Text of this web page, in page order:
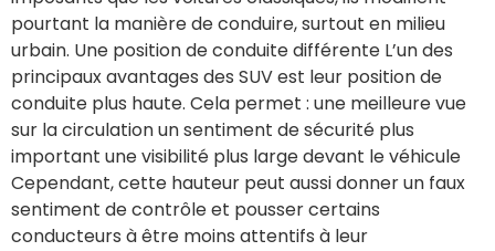
pourtant la manière de conduire, surtout en milieu
urbain. Une position de conduite différente L’un des
principaux avantages des SUV est leur position de
conduite plus haute. Cela permet : une meilleure vue
sur la circulation un sentiment de sécurité plus
important une visibilité plus large devant le véhicule
Cependant, cette hauteur peut aussi donner un faux
sentiment de contrôle et pousser certains
conducteurs à être moins attentifs à leur